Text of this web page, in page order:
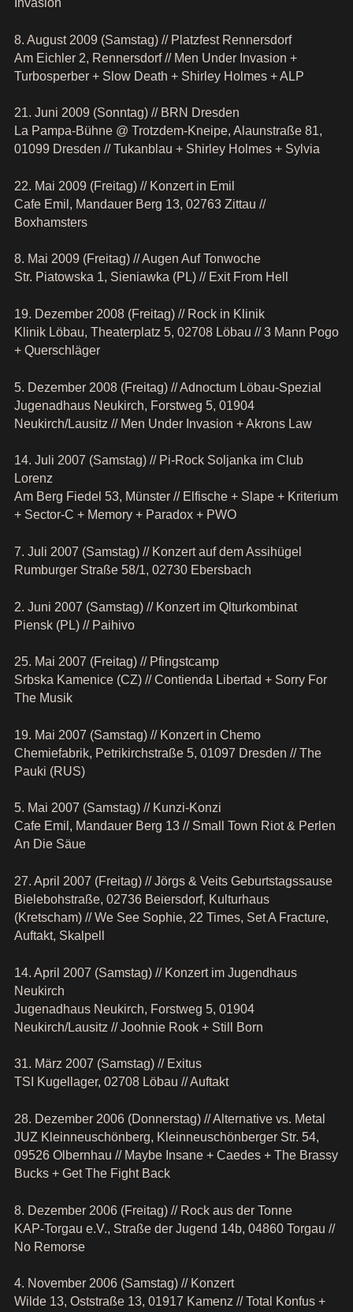
Invasion
8. August 2009 (Samstag) // Platzfest Rennersdorf
Am Eichler 2, Rennersdorf // Men Under Invasion +
Turbosperber + Slow Death + Shirley Holmes + ALP
21. Juni 2009 (Sonntag) // BRN Dresden
La Pampa-Bühne @ Trotzdem-Kneipe, Alaunstraße 81,
01099 Dresden // Tukanblau + Shirley Holmes + Sylvia
22. Mai 2009 (Freitag) // Konzert in Emil
Cafe Emil, Mandauer Berg 13, 02763 Zittau //
Boxhamsters
8. Mai 2009 (Freitag) // Augen Auf Tonwoche
Str. Piatowska 1, Sieniawka (PL) // Exit From Hell
19. Dezember 2008 (Freitag) // Rock in Klinik
Klinik Löbau, Theaterplatz 5, 02708 Löbau // 3 Mann Pogo
+ Querschläger
5. Dezember 2008 (Freitag) // Adnoctum Löbau-Spezial
Jugenadhaus Neukirch, Forstweg 5, 01904
Neukirch/Lausitz // Men Under Invasion + Akrons Law
14. Juli 2007 (Samstag) // Pi-Rock Soljanka im Club
Lorenz
Am Berg Fiedel 53, Münster // Elfische + Slape + Kriterium
+ Sector-C + Memory + Paradox + PWO
7. Juli 2007 (Samstag) // Konzert auf dem Assihügel
Rumburger Straße 58/1, 02730 Ebersbach
2. Juni 2007 (Samstag) // Konzert im Qlturkombinat
Piensk (PL) // Paihivo
25. Mai 2007 (Freitag) // Pfingstcamp
Srbska Kamenice (CZ) // Contienda Libertad + Sorry For
The Musik
19. Mai 2007 (Samstag) // Konzert in Chemo
Chemiefabrik, Petrikirchstraße 5, 01097 Dresden // The
Pauki (RUS)
5. Mai 2007 (Samstag) // Kunzi-Konzi
Cafe Emil, Mandauer Berg 13 // Small Town Riot & Perlen
An Die Säue
27. April 2007 (Freitag) // Jörgs & Veits Geburtstagssause
Bielebohstraße, 02736 Beiersdorf, Kulturhaus
(Kretscham) // We See Sophie, 22 Times, Set A Fracture,
Auftakt, Skalpell
14. April 2007 (Samstag) // Konzert im Jugendhaus
Neukirch
Jugenadhaus Neukirch, Forstweg 5, 01904
Neukirch/Lausitz // Joohnie Rook + Still Born
31. März 2007 (Samstag) // Exitus
TSI Kugellager, 02708 Löbau // Auftakt
28. Dezember 2006 (Donnerstag) // Alternative vs. Metal
JUZ Kleinneuschönberg, Kleinneuschönberger Str. 54,
09526 Olbernhau // Maybe Insane + Caedes + The Brassy
Bucks + Get The Fight Back
8. Dezember 2006 (Freitag) // Rock aus der Tonne
KAP-Torgau e.V., Straße der Jugend 14b, 04860 Torgau //
No Remorse
4. November 2006 (Samstag) // Konzert
Wilde 13, Oststraße 13, 01917 Kamenz // Total Konfus +